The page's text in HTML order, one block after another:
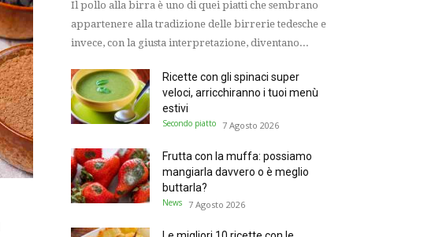
Il pollo alla birra è uno di quei piatti che sembrano
appartenere alla tradizione delle birrerie tedesche e
invece, con la giusta interpretazione, diventano...
Ricette con gli spinaci super
veloci, arricchiranno i tuoi menù
estivi
Secondo piatto 7 Agosto 2026
Frutta con la muffa: possiamo
mangiarla davvero o è meglio
buttarla?
News 7 Agosto 2026